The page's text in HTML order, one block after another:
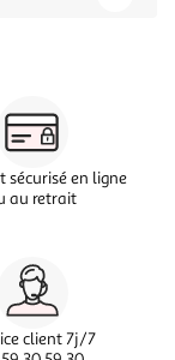
sécurisé en ligne
au retrait
client 7j/7